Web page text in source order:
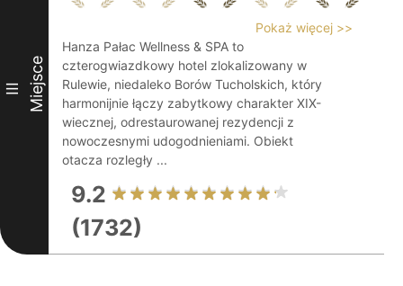
III Miejsce
Pokaż więcej >>
Hanza Pałac Wellness & SPA to
czterogwiazdkowy hotel zlokalizowany w
Rulewie, niedaleko Borów Tucholskich, który
harmonijnie łączy zabytkowy charakter XIX-
wiecznej, odrestaurowanej rezydencji z
nowoczesnymi udogodnieniami. Obiekt
otacza rozległy ...
9.2
(1732)